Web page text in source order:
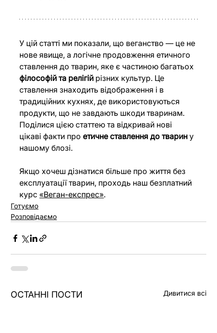
У цій статті ми показали, що веганство — це не
нове явище, а логічне продовження етичного
ставлення до тварин, яке є частиною багатьох
філософій та релігій різних культур. Це
ставлення знаходить відображення і в
традиційних кухнях, де використовуються
продукти, що не завдають шкоди тваринам.
Поділися цією статтею та відкривай нові
цікаві факти про етичне ставлення до тварин у
нашому блозі.
Якщо хочеш дізнатися більше про життя без
експлуатації тварин, проходь наш безплатний
курс «Веган-експрес».
Готуємо
Розповідаємо
ОСТАННІ ПОСТИ Дивитися всі